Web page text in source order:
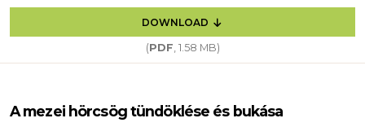
DOWNLOAD
(PDF, 1.58 MB)
A mezei hörcsög tündöklése és bukása